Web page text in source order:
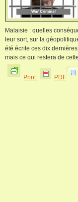
Malaisie : quelles
leur sort, sur la
été écrite ces dix
mais ce qui restera de
Print PDF